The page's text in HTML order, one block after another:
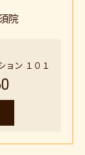
院
ョン １０１